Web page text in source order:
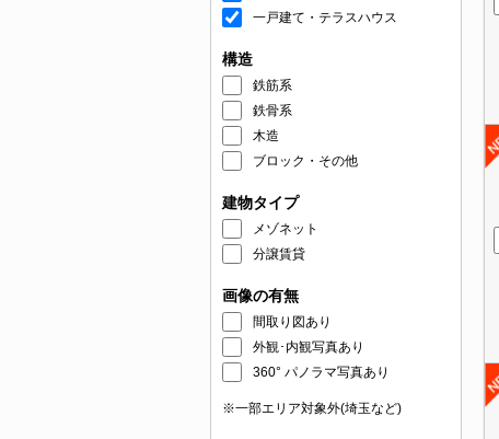
一戸建て・テラスハウス
構造
鉄筋系
鉄骨系
木造
ブロック・その他
建物タイプ
メゾネット
分譲賃貸
画像の有無
間取り図あり
外観･内観写真あり
360° パノラマ写真あり
※一部エリア対象外(埼玉など)